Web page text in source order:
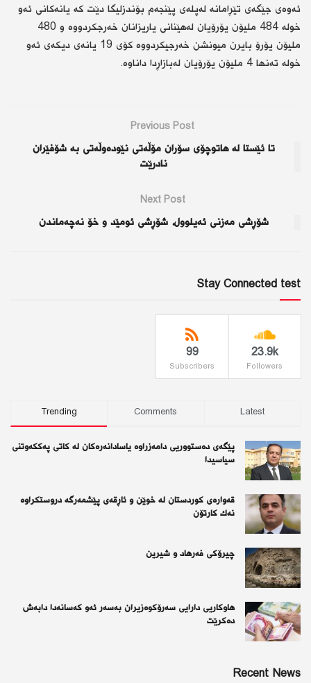
ئەوەی جێگەی تێڕامانە لەپلەی پێنجەم بۆندزلیگا دێت کە یانەکانی ئەو
خولە 484 ملیۆن یۆرۆیان لەهێنانی یاریزانان خەرجکردووە و 480
ملیۆن یۆرۆ بایرن میونشن خەرجیکردووە کۆی 19 یانەی دیکەی ئەو
خولە تەنها 4 ملیۆن یۆرۆیان لەبازاڕدا داناوە.
Previous Post
تا ئێستا لە هاتوچۆی سۆران مۆڵەتی نێودەوڵەتی بە شۆفێران
نادرێت
Next Post
شۆڕشی مەزنی ئەیلوول، شۆڕشی ئومێد و خۆ نەچەماندن
Stay Connected test
23.9k
Followers
99
Subscribers
Trending Comments Latest
پێگەی دەستووریی دامەزراوە یاسادانەرەكان لە كاتی پەككەوتنی
سیاسیدا
قەوارەی كوردستان لە خوێن و ئاڕقەی پێشمەرگە دروستكراوە
نەك كارتۆن
چیرۆكی فەرهاد و شیرین
هاوکاریی دارایی سەرۆکوەزیران بەسەر ئەو كەسانەدا دابەش
دەکرێت
Recent News